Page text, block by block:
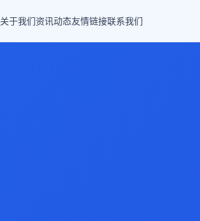
关于我们资讯动态友情链接联系我们